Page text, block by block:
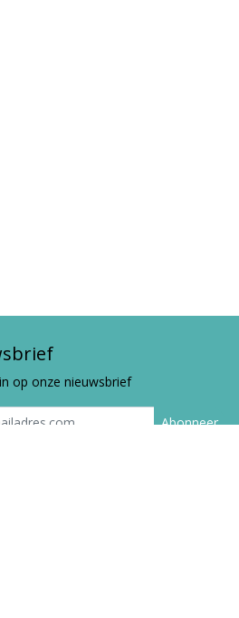
op onze nieuwsbrief
Abonneer